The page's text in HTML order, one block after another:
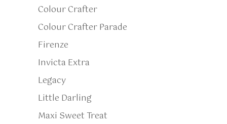
Colour Crafter
Colour Crafter Parade
Firenze
Invicta Extra
Legacy
Little Darling
Maxi Sweet Treat